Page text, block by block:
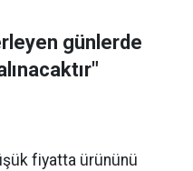
günlerde
fiyatta ürününü